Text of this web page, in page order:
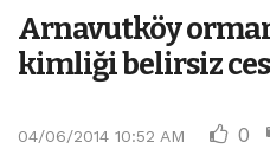
Arnavutköy
kimliği belirsiz
04/06/2014 10:52 AM 0